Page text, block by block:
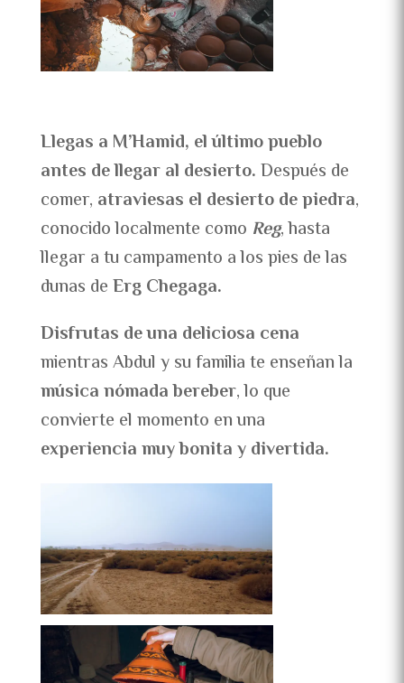
Llegas a M’Hamid, el último pueblo
antes de llegar al desierto.Después de
comer, atraviesas el desierto de piedra,
conocido localmente como Reg, hasta
llegar a tu campamento a los pies de las
dunas deErg Chegaga.
Disfrutas de una deliciosa cena
mientras Abdul y su familia te enseñan la
música nómada bereber, lo que
convierte el momento en una
experiencia muy bonita y divertida.